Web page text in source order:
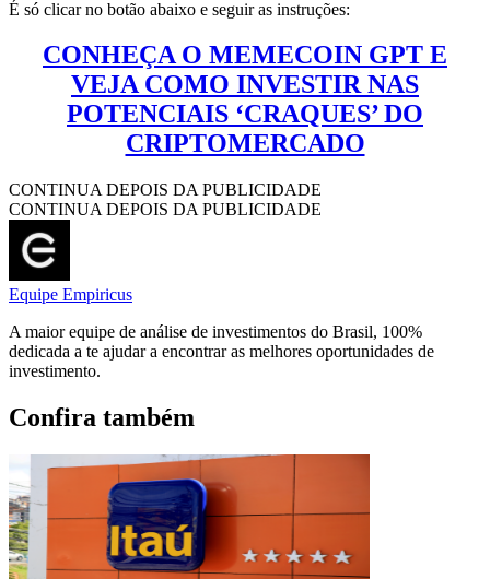
É só clicar no botão abaixo e seguir as instruções:
CONHEÇA O MEMECOIN GPT E
VEJA COMO INVESTIR NAS
POTENCIAIS ‘CRAQUES’ DO
CRIPTOMERCADO
CONTINUA DEPOIS DA PUBLICIDADE
CONTINUA DEPOIS DA PUBLICIDADE
Equipe Empiricus
A maior equipe de análise de investimentos do Brasil, 100%
dedicada a te ajudar a encontrar as melhores oportunidades de
investimento.
Confira também